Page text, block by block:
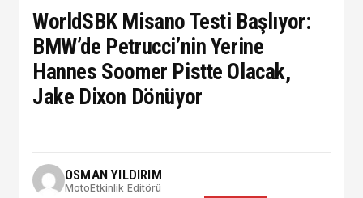
WorldSBK Misano Testi Başlıyor:
BMW’de Petrucci’nin Yerine
Hannes Soomer Pistte Olacak,
Jake Dixon Dönüyor
OSMAN YILDIRIM
MotoEtkinlik Editörü